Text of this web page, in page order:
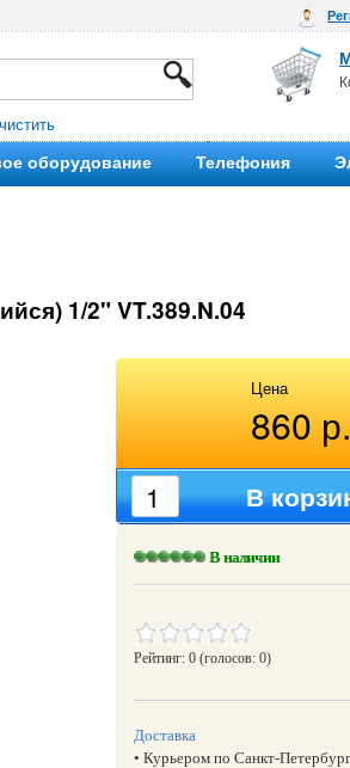
оборудование Телефония
1/2" VT.389.N.04
Цена
860 р.
В
В наличии
Рейтинг: 0 (голосов: 0)
Доставка
• Курьером по Санкт-